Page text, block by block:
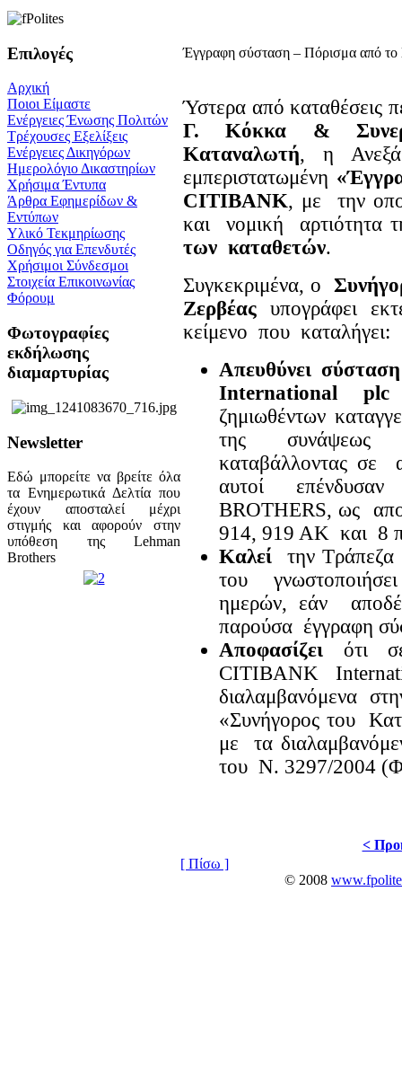
Επιλογές
Αρχική
Ποιοι Είμαστε
Ενέργειες Ένωσης Πολιτών
Τρέχουσες Εξελίξεις
Ενέργειες Δικηγόρων
Ημερολόγιο Δικαστηρίων
Χρήσιμα Έντυπα
Άρθρα Εφημερίδων &
Εντύπων
Υλικό Τεκμηρίωσης
Οδηγός για Επενδυτές
Χρήσιμοι Σύνδεσμοι
Στοιχεία Επικοινωνίας
Φόρουμ
Φωτογραφίες
εκδήλωσης
διαμαρτυρίας
Newsletter
Εδώ μπορείτε να βρείτε όλα
τα Ενημερωτικά Δελτία που
έχουν αποσταλεί μέχρι
στιγμής και αφορούν στην
υπόθεση της Lehman
Brothers
Έγγραφη σύσταση – Πόρισμα από το
Ύστερα από καταθέσεις
Γ. Κόκκα &
Καταναλωτή, η
εμπεριστατωμένη
CITIBANK, με την
και νομική αρτιότητα
των καταθετών.
Συγκεκριμένα, ο
Ζερβέας υπογράφει
κείμενο που καταλήγει:
Απευθύνει
Ιnternational plc
ζημιωθέντων
της συνάψεως
καταβάλλοντας
αυτοί
BROTHERS, ως
914, 919 ΑΚ και 8
Καλεί την
του
ημερών, εάν
παρούσα έγγραφη
Αποφασίζει ότι
CITIBANK
διαλαμβανόμενα
«Συνήγορος του
με τα
του Ν. 3297/2004
<
[ Πίσω ]
© 2008